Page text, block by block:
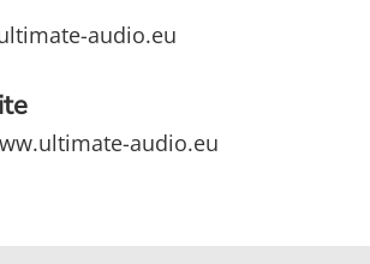
audio.eu
audio.eu